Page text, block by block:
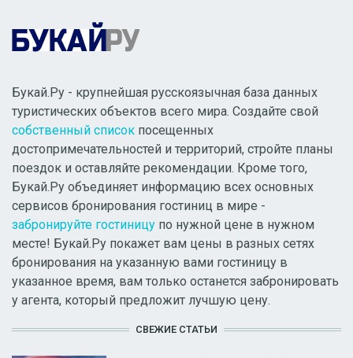
Букай.Ру - крупнейшая русскоязычная база данных
туристических объектов всего мира. Создайте свой
собственный список посещенных
достопримечательностей и территорий, стройте планы
поездок и оставляйте рекомендации. Кроме того,
Букай.Ру объединяет информацию всех основных
сервисов бронирования гостиниц в мире -
забронируйте гостиницу по нужной цене в нужном
месте! Букай.Ру покажет вам цены в разных сетях
бронирования на указанную вами гостиницу в
указанное время, вам только останется забронировать
у агента, который предложит лучшую цену.
СВЕЖИЕ СТАТЬИ